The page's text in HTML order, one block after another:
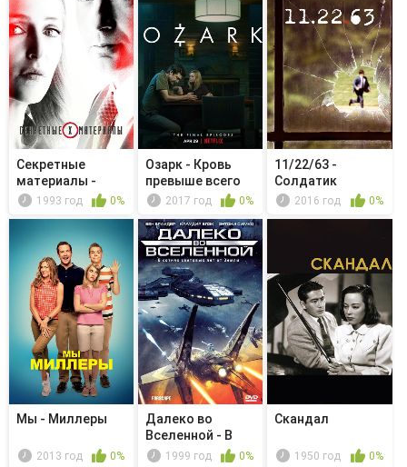
Секретные
материалы -
Одри Поли
1993 год 0%
Озарк - Кровь
превыше всего
2017 год 0%
11/22/63 -
Солдатик
2016 год 0%
Мы - Миллеры
2013 год 0%
Далеко во
Вселенной - В
логове льва: ...
1999 год 0%
Скандал
1950 год 0%